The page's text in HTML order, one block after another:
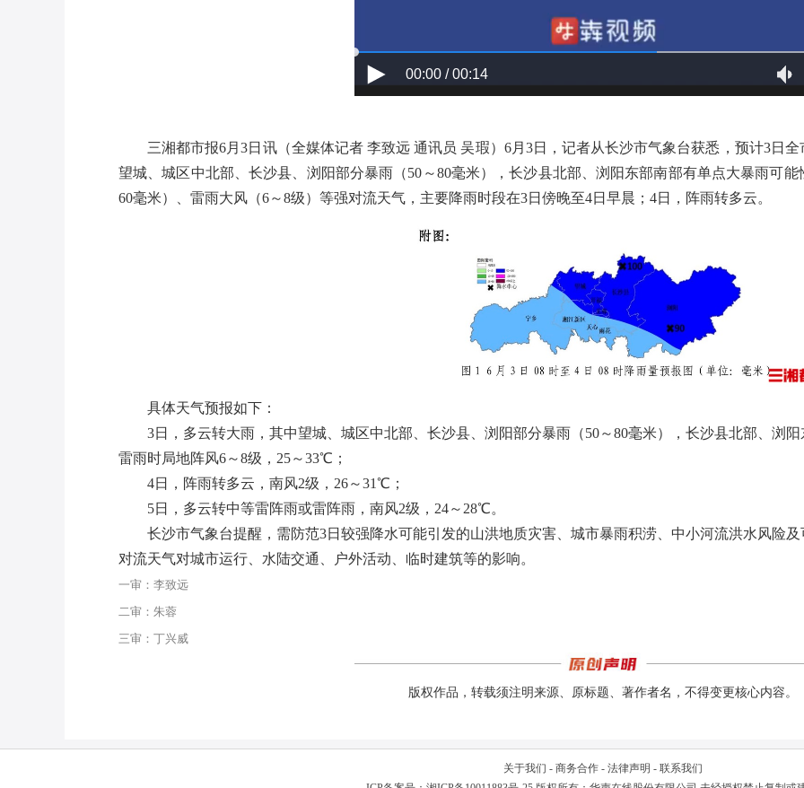
00:00 / 00:14
三湘都市报6月3日讯（全媒体记者 李致远 通讯员 吴瑕）6月3日，记者从长沙市气象台获悉，预计3日
望城、城区中北部、长沙县、浏阳部分暴雨（50～80毫米），长沙县北部、浏阳东部南部有单点大暴雨可
60毫米）、雷雨大风（6～8级）等强对流天气，主要降雨时段在3日傍晚至4日早晨；4日，阵雨转多云。
具体天气预报如下：
3日，多云转大雨，其中望城、城区中北部、长沙县、浏阳部分暴雨（50～80毫米），长沙县北部、浏
雷雨时局地阵风6～8级，25～33℃；
4日，阵雨转多云，南风2级，26～31℃；
5日，多云转中等雷阵雨或雷阵雨，南风2级，24～28℃。
长沙市气象台提醒，需防范3日较强降水可能引发的山洪地质灾害、城市暴雨积涝、中小河流洪水风险
对流天气对城市运行、水陆交通、户外活动、临时建筑等的影响。
一审：李致远
二审：朱蓉
三审：丁兴威
版权作品，转载须注明来源、原标题、著作者名，不得变更核心内容。
关于我们 - 商务合作 - 法律声明 - 联系我们